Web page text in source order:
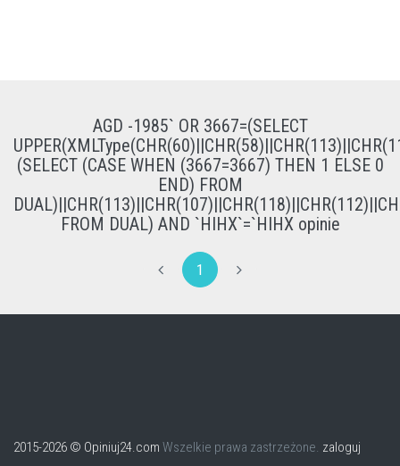
AGD -1985` OR 3667=(SELECT
(SELECT (CASE WHEN (3667=3667) THEN 1 ELSE 0
END) FROM
FROM DUAL) AND `HIHX`=`HIHX opinie
1
2015-2026 © Opiniuj24.com Wszelkie prawa zastrzeżone. zaloguj